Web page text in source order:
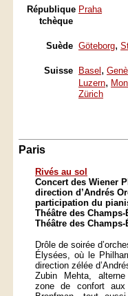
République
tchèque
Praha
Suède Göteborg,
Suisse Basel ,
Luzern,
Zürich
Paris
Rivés au sol
Concert des Wiener
direction d’Andrés
participation du
Théâtre des
Théâtre des
Drôle de soirée
Élysées, où le
direction zélée
Zubin Mehta,
zone de confort